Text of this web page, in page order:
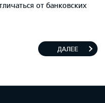
от банковских
ДАЛЕЕ